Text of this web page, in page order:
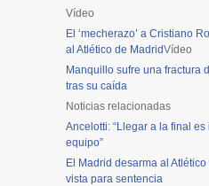
Vídeo
El ‘mecherazo’ a Cristiano
al Atlético de MadridVídeo
Manquillo sufre una fractura
tras su caída
Noticias relacionadas
Ancelotti: “Llegar a la final
equipo”
El Madrid desarma al
vista para sentencia